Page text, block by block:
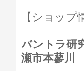
【ショッ
バントラ研
瀬市本蓼川